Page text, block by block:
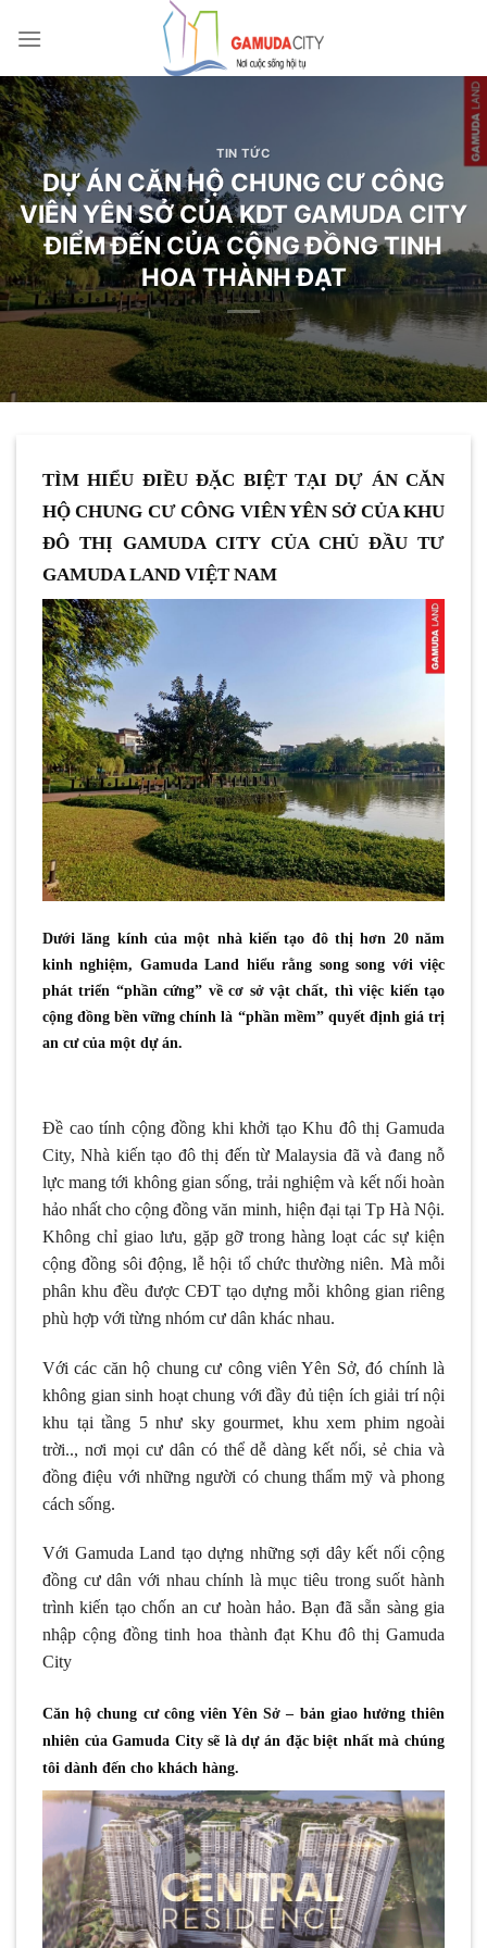
qua
dung
TIN TỨC
DỰ ÁN CĂN HỘ CHUNG CƯ CÔNG
VIÊN YÊN SỞ CỦA KDT GAMUDA CITY
ĐIỂM ĐẾN CỦA CỘNG ĐỒNG TINH
HOA THÀNH ĐẠT
TÌM HIỂU ĐIỀU ĐẶC BIỆT TẠI DỰ ÁN CĂN
HỘ CHUNG CƯ CÔNG VIÊN YÊN SỞ CỦA KHU
ĐÔ THỊ GAMUDA CITY CỦA CHỦ ĐẦU TƯ
GAMUDA LAND VIỆT NAM
Dưới lăng kính của một nhà kiến tạo đô thị hơn 20 năm
kinh nghiệm, Gamuda Land hiểu rằng song song với việc
phát triển “phần cứng” về cơ sở vật chất, thì việc kiến tạo
cộng đồng bền vững chính là “phần mềm” quyết định giá trị
an cư của một dự án.
Đề cao tính cộng đồng khi khởi tạo Khu đô thị Gamuda
City, Nhà kiến tạo đô thị đến từ Malaysia đã và đang nỗ
lực mang tới không gian sống, trải nghiệm và kết nối hoàn
hảo nhất cho cộng đồng văn minh, hiện đại tại Tp Hà Nội.
Không chỉ giao lưu, gặp gỡ trong hàng loạt các sự kiện
cộng đồng sôi động, lễ hội tổ chức thường niên. Mà mỗi
phân khu đều được CĐT tạo dựng mỗi không gian riêng
phù hợp với từng nhóm cư dân khác nhau.
Với các căn hộ chung cư công viên Yên Sở, đó chính là
không gian sinh hoạt chung với đầy đủ tiện ích giải trí nội
khu tại tầng 5 như sky gourmet, khu xem phim ngoài
trời.., nơi mọi cư dân có thể dễ dàng kết nối, sẻ chia và
đồng điệu với những người có chung thẩm mỹ và phong
cách sống.
Với Gamuda Land tạo dựng những sợi dây kết nối cộng
đồng cư dân với nhau chính là mục tiêu trong suốt hành
trình kiến tạo chốn an cư hoàn hảo. Bạn đã sẵn sàng gia
nhập cộng đồng tinh hoa thành đạt Khu đô thị Gamuda
City
Căn hộ chung cư công viên Yên Sở – bản giao hưởng thiên
nhiên của Gamuda City sẽ là dự án đặc biệt nhất mà chúng
tôi dành đến cho khách hàng.